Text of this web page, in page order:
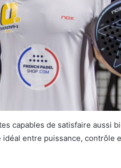
capables de satisfaire aussi
entre puissance, contrôle